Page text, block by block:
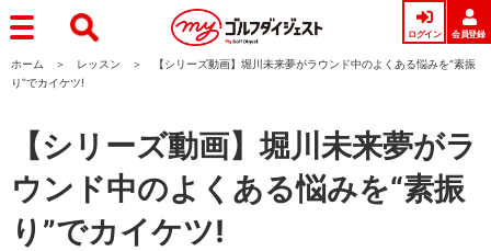
ログイン 会員登録
ホーム レッスン
【シリーズ動画】堀川未来夢がラウンド中のよくある悩みを“素振
り”でカイケツ!
【シリーズ動画】堀川未来夢がラ
ウンド中のよくある悩みを“素振
り”でカイケツ!